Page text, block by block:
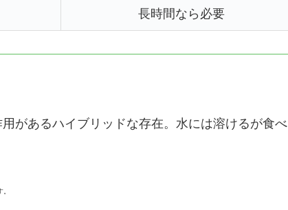
長時間なら必要
があるハイブリッドな存在。水には溶けるが食べ